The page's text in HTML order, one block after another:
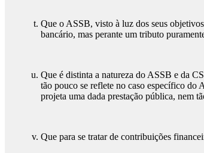
Que o ASSB, visto à luz dos seus
bancário, mas perante um tributo
Que é distinta a natureza do ASSB e da
tão pouco se reflete no caso específico do
projeta uma dada prestação pública, nem
Que para se tratar de contribuições